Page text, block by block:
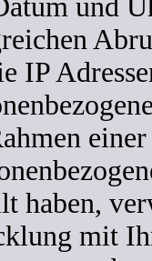
und
IP
haben,
mit